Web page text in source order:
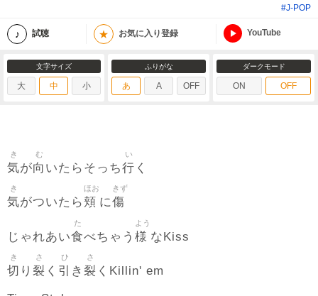
#J-POP
試聴 ★ お気に入り登録 YouTube
文字サイズ
大 中 小
ふりがな
あ A OFF
ダークモード
ON OFF
気
き
が向
む
いたらそっち行
い
く
気
き
がついたら頬
ほお
に傷
きず
じゃれあい食
た
べちゃう 様
よう
なKiss
切
き
り 裂
さ
く 引
ひ
き 裂
さ
くKillin' em